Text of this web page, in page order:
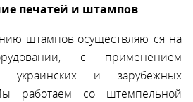
печатей и штампов
штампов осуществляются на
с применением
украинских и зарубежных
работаем со штемпельной